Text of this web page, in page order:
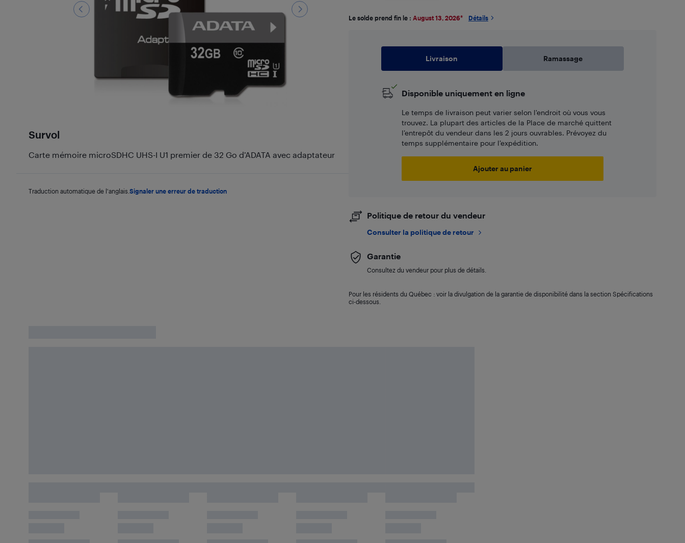
Survol
Carte mémoire microSDHC UHS-I U1 premier de 32 Go d’ADATA avec adaptateur
Traduction automatique de l'anglais. Signaler une erreur de traduction
Le solde prend fin le : August 13, 2026* Détails
Livraison Ramassage
Disponible uniquement en ligne
Le temps de livraison peut varier selon l'endroit où vous vous
trouvez. La plupart des articles de la Place de marché quittent
l’entrepôt du vendeur dans les 2 jours ouvrables. Prévoyez du
temps supplémentaire pour l’expédition.
Ajouter au panier
Politique de retour du vendeur
Consulter la politique de retour
Garantie
Consultez du vendeur pour plus de détails.
Pour les résidents du Québec : voir la divulgation de la garantie de disponibilité dans la section Spécifications
ci-dessous.